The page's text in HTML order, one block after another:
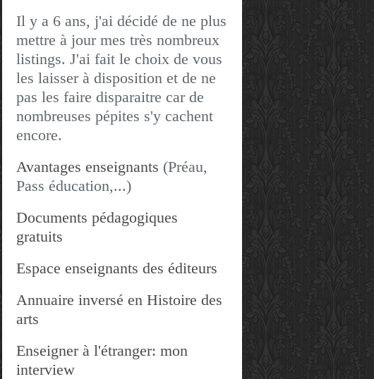
Il y a 6 ans, j'ai décidé de ne plus
mettre à jour mes très nombreux
listings. J'ai fait le choix de vous
les laisser à disposition et de ne
pas les faire disparaitre car de
nombreuses pépites s'y cachent
encore.
Avantages enseignants (Préau,
Pass éducation,...)
Documents pédagogiques
gratuits
Espace enseignants des éditeurs
Annuaire inversé en Histoire des
arts
Enseigner à l'étranger: mon
interview